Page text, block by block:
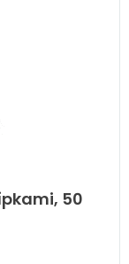
50